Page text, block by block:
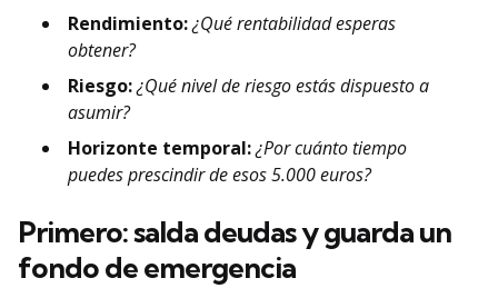
Rendimiento:¿Qué rentabilidad esperas
obtener?
Riesgo:¿Qué nivel de riesgo estás dispuesto a
asumir?
Horizonte temporal:¿Por cuánto tiempo
puedes prescindir de esos 5.000 euros?
Primero: salda deudas y guarda un
fondo de emergencia